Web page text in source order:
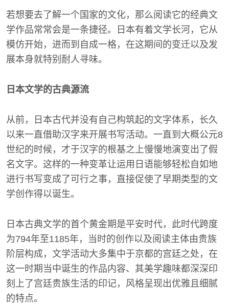
若想要去了解一个国家的文化，那么阅读它的经典文
学作品常常会是一条捷径。日本有着文学长河，它从
模仿开始，进而到自成一格，在这期间的变迁以及发
展本身就特别耐人寻味。
日本文学的古典源流
从前，日本古代并没有自己构筑起的文字体系，长久
以来一直借助汉字来开展书写活动。一直到大概公元8
世纪的时候，才于汉字的根基之上慢慢地演变出了假
名文字。这样的一种变革让运用日语能够轻松自如地
进行书写变成了可行之事，直接促使了早期类型的文
学创作得以诞生。
日本古典文学的首个黄金期是平安时代，此时代跨度
为794年至1185年，当时的创作以及阅读主体由贵族
阶层构成，文学活动大多集中于京都的宫廷之处，在
这一时期当中诞生的作品内容、其美学趣味都深深印
刻上了宫廷贵族生活的印记，风格呈现出优雅且细腻
的特点。